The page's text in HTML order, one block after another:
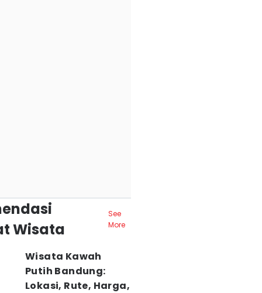
Wisata
See
More
Wisata Kawah
Putih Bandung:
Lokasi, Rute, Harga,